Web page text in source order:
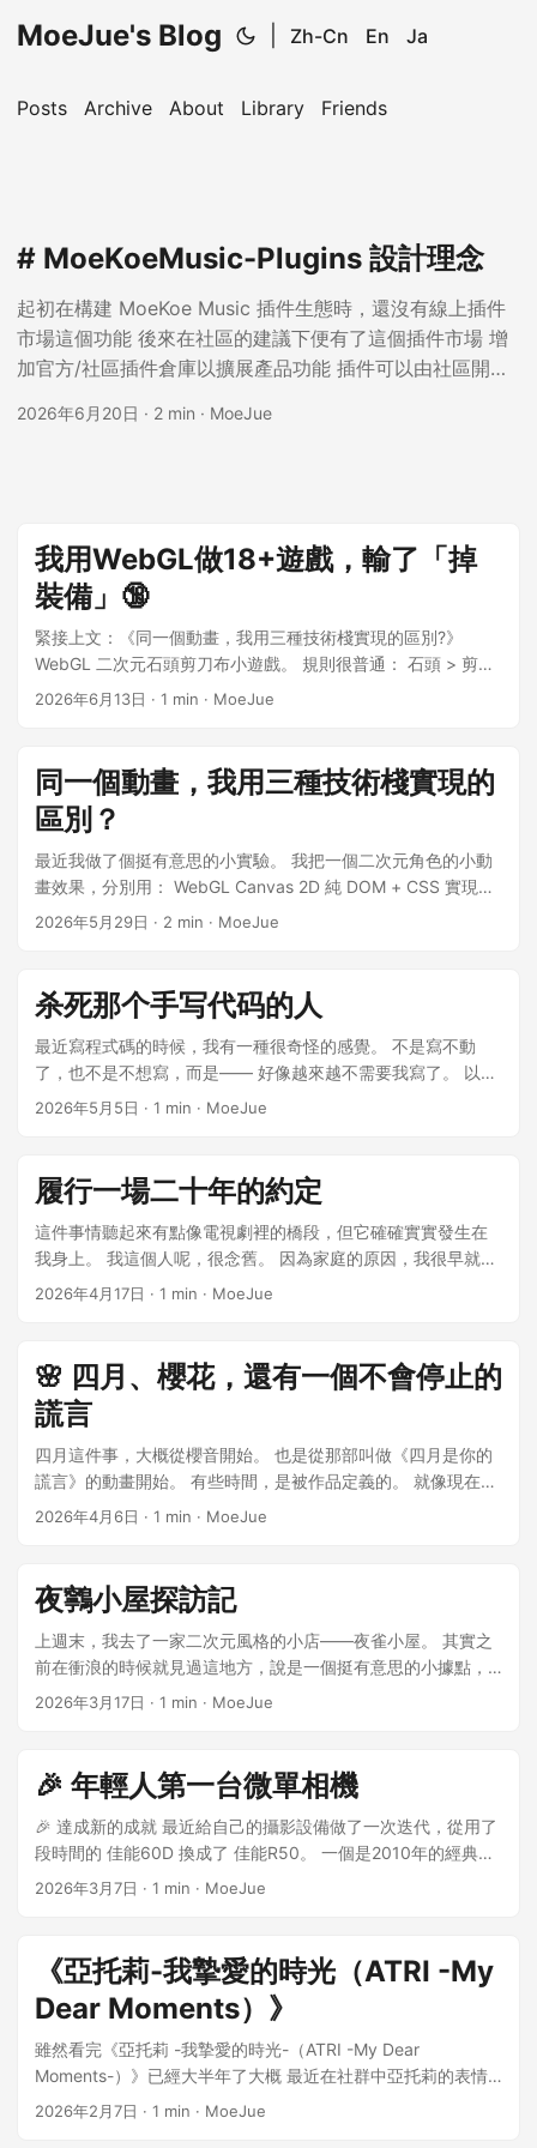
MoeJue's Blog Zh-Cn En Ja
Posts Archive About Library Friends
# MoeKoeMusic-Plugins 設計理念
起初在構建 MoeKoe Music 插件生態時，還沒有線上插件
市場這個功能 後來在社區的建議下便有了這個插件市場 增
加官方/社區插件倉庫以擴展產品功能 插件可以由社區開
插件源碼都收進一個大倉庫裡。但這個方案越想越彆扭。每
源碼倉庫」，而是變成了一個「插件登記與索引倉庫」。它
只做幾件事： 接收插件上架、更新、下架和舉報申請 自動
做一輪基礎校驗和靜態識別 把人工審核通過時的插件快照
記錄下來 維護客戶端可以讀取的 plugins.json 順手把
README 裡的插件列表更新出來，方便人看 一個可追溯的
登記簿：誰提交的、審核的是哪個版本、下載地址是什麼、
plugins.json。它就是插件市場真正消費的數據源。 { "id":
"custom-app-background", "name": "自定義背景圖",
"description": "為MoeKoe Music提供自定義背景圖能力，
支持透明度調節。", "iconUrl": "...", "version": "1.0.0",
"networkAccess": false, "fileAccess": false,
"repository": "MoeKoeMusic/custom-app-background-
plugin", "commitSha":
"dbf72d38c8cf6b1d1cefdf8ce15798d565678995",
"downloadUrl": "hxx.zip", "release": null } } 我不想讓市場
記錄永遠指向插件倉庫「當前最新代碼」。因為作者今天提
西了。插件市場真正應該承認的是：審核通過時的那個版
本。 所以這個專案裡面有一個核心原則： 上架的不是一個
會漂移的倉庫地址，而是一個已經鎖定的快照。 對於不需
要編譯的插件，快照鎖到默認分支當時的 commit。對於需
要編譯的插件，快照鎖到對應的 Release tag 和發行附件。
Action 先跑，人最後拍板 用戶提交 Issue 時，需要選擇：
2026年6月20日 · 2 min · MoeJue
我用WebGL做18+遊戲，輸了「掉
裝備」🔞
緊接上文：《同一個動畫，我用三種技術棧實現的區別?》
WebGL 二次元石頭剪刀布小遊戲。 規則很普通： 石頭 > 剪刀
剪刀 > 布 布 > 石頭 但有趣的是在於： 輸了會脫衣服。 對,就是
這些東西。 然後想著：「總得有個實際應用場景吧？」 於是腦
子一抽： 那乾脆做個二次元脫衣猜拳。 然後項目開始朝奇怪方
向狂奔。 這個項目最麻煩的其實不是遊戲邏輯 石頭剪刀布規則
簡單得離譜。 真正麻煩的是：衣服層級 因為角色不是：「一張
完整圖片」 而是： 底圖 (防粿體被抓包,特意加密了) 衣服 A 衣
服 B 衣服 C 配飾 遮擋層 不停疊。 「脫衣」其實是圖層管理 玩
家贏了： 按設定好的順序移除一件衣服 電腦贏了： 再按逆序穿
可能會閃出底圖。 於是視覺效果會特別怪。 所以我後來用了：
閃現」。 雖然本身這項目看起來不正經 但至少技術上要優雅。
WebGL 在這裡真的很舒服 這個項目我最後選 WebGL 做。 原
因很簡單：圖層太多。 ...
2026年6月13日 · 1 min · MoeJue
同一個動畫，我用三種技術棧實現的
區別？
最近我做了個挺有意思的小實驗。 我把一個二次元角色的小動
畫效果，分別用： WebGL Canvas 2D 純 DOM + CSS 實現了
三遍。 效果本身不複雜： 眨眼 眉毛/下眼皮聯動 流汗輕微飄動
次「前端圖形學味很濃」的復刻實驗。 一開始只是想復刻一個
呆毛動畫 靈感來源：https://tamanidamani.itch.io/nijikas-
ahoge 我當時想法特別簡單：「如果是我,要怎麼實現？」 然後
越做越上頭。最後直接演變成： 那我乾脆把 WebGL、
Canvas2D、DOM 三種方案都做一遍算了。 於是倉庫就變成了
最舒服，DOM 最適合業務 1. WebGL 版本：最像「真正遊戲開
發」 這個版本是最折騰的。 因為它本質上已經不是「前端動
畫」了, 而是：GPU 圖形編程 它到底怎麼實現的？ 核心思路其
實就是： 底圖一層 精靈圖一層層貼 shader 控制繪製 JS 驅動
動畫參數 比如： 呆毛旋轉 眨眼裁剪 alpha 混合 這些其實都在
GPU 那邊做。 你會開始接觸： uniform texture shader UV 頂
元素一多的時候, WebGL 那種： 「完全不慌」 的感覺特別明
顯。 尤其是： ...
2026年5月29日 · 2 min · MoeJue
杀死那个手写代码的人
最近寫程式碼的時候，我有一種很奇怪的感覺。 不是寫不動
了，也不是不想寫，而是—— 好像越來越不需要我寫了。 以前
一個功能，從需求到上線，基本是這樣的路徑： 我理解需求 →
線 中間那一大段「寫程式碼」的過程，突然變得很薄，甚至可
以沒有。 這件事，一開始挺爽的。 但爽著爽著，會有一點不
安。 過去程式設計師，除了「完成任務」後獲得的成就感，在
整個寫程式碼的過程中也能體會到很多樂趣。 寫程式碼這件
事，好像沒那麼重要了 我以前一直覺得，程式設計師最核心的
慢失效。 很多程式碼，其實 AI 寫得比人快，也不一定比人差。
尤其是那種： CRUD 介面串接 常規邏輯處理 這些東西，AI 基
本上是碾壓式效率。 有時候我自己寫了一段，還會下意識丟給
到的情況補上了。 那一刻會有一點微妙—— 你開始分不清，這
段程式碼到底是誰寫的。 更詭異的是：你開始不想自己寫了 這
才是最危險的。 以前寫程式碼，是一種「控制感」： 每一行都
而變慢了。 甚至會有一種感覺： 「我為什麼要親自寫？」 這不
你也不會再想手動寫那些「可以被自動完成」的程式碼。 程式
設計師，正在變成另外一種角色 慢慢你會發現，你每天在做的
事情變了。 不再是： ...
2026年5月5日 · 1 min · MoeJue
履行一場二十年的約定
這件事情聽起來有點像電視劇裡的橋段，但它確確實實發生在
我身上。 我這個人呢，很念舊。 因為家庭的原因，我很早就離
開了那個地方。關於「從小一起長大（發小）」這種事情，對
漂泊。習慣性地提前離開，把朋友丢在身後。 但偏偏就是為了
曾經的那一句—— 「我會回來的。」 沒想到，這一等，就是二
十年。 我也知道，注定不會有人真的在那裡等我去履行這個約
定。 可即便如此，這件事還是成了我心裡的一個執念。 我以
為，回到那裡，能把思緒一下子拉回從前。 但真正站在那裡
時，腦海裡只剩下零零散散的記憶—— 也許是忘了，亦或者是
早已物是人非。 從來沒想過，二十年後我還會站在這裡。 二十
去想—— 或許從另一個維度看，是不是二十年前的我，和現在
的旅行。 照片都是用手机隨手拍的，一邊走一邊拍，畫面有點
晃。 為了不讓自己看起來太孤單，我甚至在照片裡P了一個人
進去。 曾經那個操場，在小時候的我眼裡大得不可思議。 每到
類十多年之後的城市長什麼樣看看 還記得，當年我在這裡戴上
隊員的時刻。 那家電影院，我從來沒進去過。 而如今，它的屋
頂已经完全塌了。 其實在來之前，從衛星地圖上我就已經看到
—— 學校，早就變了樣。 操場被移平了，連大門都找不到。 它
時我們的課本上標註著"本課本由國家免費提供" 還在老舊的值
日表上看到了曾經熟悉的名字,好奇怪的呀,為什麼這麼久了會在
這是小時候在學校看電影的教室。 那時候覺得特別大，我們一
群男生總喜歡躲在最後一排，黑漆漆的地方。 這棵樹也是。 小
時候它還沒我大腿粗，也就比我高一點。 現在，已經長成了參
天大樹。 你好啊，老朋友。 我又回來了。 給你們看看曾經的老
2026年4月17日 · 1 min · MoeJue
🌸 四月、櫻花，還有一個不會停止的
謊言
四⽉這件事，⼤概從櫻⾳開始。 也是從那部叫做《四⽉是你的
謊⾔》的動畫開始。 有些時間，是被作品定義的。 就像現在，
只要一到四⽉，你很難不想起那句： “四⽉，是你的謊⾔。” 有
兩個⼈—— 一個⾦髮、一個深⾊頭髮，校服、短裙、外套，背
影走在櫻⾳樹下的時候，有那麼⼀瞬間真的很像從動畫裡掉出
來的角色。 那⼀瞬間真的有點恍惚 現實突然短暫地變成了二次
元。 有點像你在看番的時候會想： “如果這種畫⾯出現在現
實，會是什麼感覺？” 🎹 四⽉，是被⾳樂記住的四⽉ 在《四⽉
像《蕭邦第⼀敘事曲》這樣的曲⼦，總是帶著⼀種說不清的情
緒—— 溫柔，但不穩定。 明亮，但藏著⼀點點疼。 就像四⽉本
身。 🌸 櫻⾳為什麼總讓⼈難過⼀點點？ 櫻⾳其實沒有什麼特
別。 但它開得太短了。 短到你剛意識到「啊，春天來了」，它
就已經準備結束了。 就像那部動畫⼀樣—— 你明明覺得故事才
剛開始， 卻在不知不覺中走向結尾。 櫻⾳的花期通常只有⼀兩
變成回憶。 🧃 四⽉，是剛剛好來不及的時間 四⽉很奇怪。 它
不穩定，但又很真實。 你會更容易去注意一些平時不會在意的
東西，比如： 路邊的樹 別人的背影 一陣風 或者⼀段⾳樂 甚⾄
那兩個背影⼀樣。 也許他們什麼都不是。 但在那一刻—— 他們
像極了⼀個故事的開頭。 📝 寫在最後 有時候會覺得， 我們喜
歡櫻⾳， 不是因為它多好看。 而是因為它太像某些東西了——
2026年4月6日 · 1 min · MoeJue
夜鸋小屋探訪記
上週末，我去了一家二次元風格的小店——夜雀小屋。 其實之
前在衝浪的時候就見過這地方，說是一個挺有意思的小據點，
藏在一箇公園裡面，喜歡二次元或者東方Project的人基本都會
口就已經很有氣氛 還沒進門的時候，其實就已經能看出這家店
的風格了。 門口放著一個很大的靈夢玩偶，坐在那裡一臉淡
定，看起來像是在負責「看店」。 老實說第一眼看到的時候我
還愣了一下，這種大小的娃娃擺在門口還是挺有衝擊力的。 而
且那種「表情很冷靜但又有一點呆」的感覺，非常符合靈夢的
注意的是一個玻璃展示櫃。 裡面擺了不少手辦、CD，還有一些
東方相關的周邊。 看得出來這些東西不是隨便堆的，而是比較
用心地擺了一整排。 最大的那個手辦特別顯眼，做工也很精
個小型博物館 店裡還有一整面牆的木柜子，上面擺滿了各種東
西。 包括： 各種東方角色的玩偶 小手辦 吊飾 同人周邊 整體感
覺有點像是把很多年的興趣全部擺出來展示。 中間還有一張芙
2026年3月17日 · 1 min · MoeJue
🎉 年輕人第一台微單相機
🎉 達成新的成就 最近給自己的攝影設備做了一次迭代，從用了
段時間的 佳能60D 換成了 佳能R50。 一個是2010年的經典中
端單反，一個是2023年的入門無反。兩台相機跨越了十幾年的
想機」。 我當初買它主要因為： 手感很好 操控專業 價格比7D
更親民 EF鏡頭很多 那時候覺得60D挺「專業」的：機身不小，
按鍵也多，看起來很像攝影師用的相機（笑）。 60D最大的特
點其實是 可靠和耐用： 電池特別耐用，一塊電池可以拍很久 機
身扎實，拿在手裡很有「相機的感觉」 光學取景器拍照很有儀
式感 但隨著時間推移，我也慢慢感受到它的一些不足： 對焦點
只有9個 對焦速度不算快 影片只有1080p 機身比較重 尤其是現
2026年3月7日 · 1 min · MoeJue
《亞托莉-我摯愛的時光（ATRI -My
Dear Moments）》
雖然看完《亞托莉 -我摯愛的時光-（ATRI -My Dear
Moments-）》已經大半年了大概 最近在社群中亞托莉的表情
包突然多了起來,又把我拉回了思緒. 在我的推薦下@九日同學也
2026年2月7日 · 1 min · MoeJue